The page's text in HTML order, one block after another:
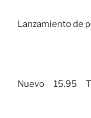
Lanzamiento de
Nuevo 15.95